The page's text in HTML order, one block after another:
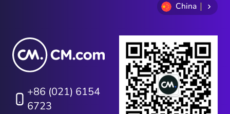
China
+86 (021) 6154
6723